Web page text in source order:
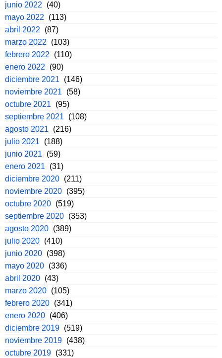
junio 2022
(40)
mayo 2022
(113)
abril 2022
(87)
marzo 2022
(103)
febrero 2022
(110)
enero 2022
(90)
diciembre 2021
(146)
noviembre 2021
(58)
octubre 2021
(95)
septiembre 2021
(108)
agosto 2021
(216)
julio 2021
(188)
junio 2021
(59)
enero 2021
(31)
diciembre 2020 (211)
noviembre 2020 (395)
octubre 2020 (519)
septiembre 2020 (353)
agosto 2020 (389)
julio 2020 (410)
junio 2020 (398)
mayo 2020 (336)
abril 2020 (43)
marzo 2020 (105)
febrero 2020 (341)
enero 2020 (406)
diciembre 2019 (519)
noviembre 2019 (438)
octubre 2019 (331)